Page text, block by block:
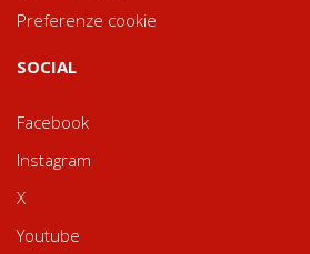
Preferenze cookie
SOCIAL
Facebook
Instagram
X
Youtube